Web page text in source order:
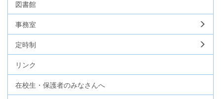
図書館
事務室
定時制
リンク
在校生・保護者のみなさんへ